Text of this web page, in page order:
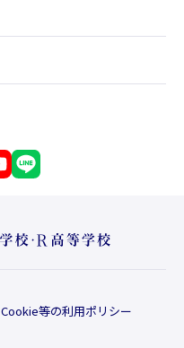
Cookie等の利用ポリシー